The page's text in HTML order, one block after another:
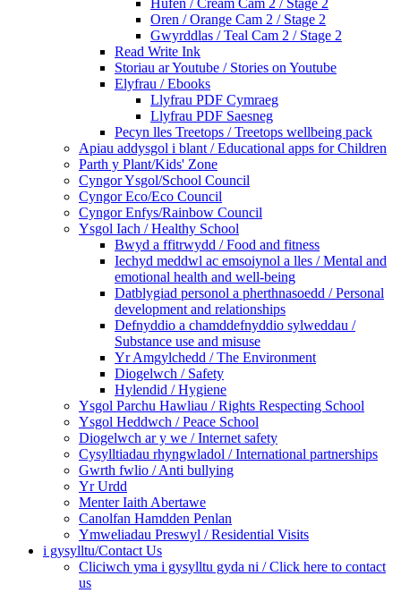
Oren / Orange Cam 2 / Stage 2
Gwyrddlas / Teal Cam 2 / Stage 2
Read Write Ink
Storiau ar Youtube / Stories on Youtube
Elyfrau / Ebooks
Llyfrau PDF Cymraeg
Llyfrau PDF Saesneg
Pecyn lles Treetops / Treetops wellbeing pack
Apiau addysgol i blant / Educational apps for Children
Parth y Plant/Kids' Zone
Cyngor Ysgol/School Council
Cyngor Eco/Eco Council
Cyngor Enfys/Rainbow Council
Ysgol Iach / Healthy School
Bwyd a ffitrwydd / Food and fitness
Iechyd meddwl ac emsoiynol a lles / Mental and
emotional health and well-being
Datblygiad personol a pherthnasoedd / Personal
development and relationships
Defnyddio a chamddefnyddio sylweddau /
Substance use and misuse
Yr Amgylchedd / The Environment
Diogelwch / Safety
Hylendid / Hygiene
Ysgol Parchu Hawliau / Rights Respecting School
Ysgol Heddwch / Peace School
Diogelwch ar y we / Internet safety
Cysylltiadau rhyngwladol / International partnerships
Gwrth fwlio / Anti bullying
Yr Urdd
Menter Iaith Abertawe
Canolfan Hamdden Penlan
Ymweliadau Preswyl / Residential Visits
i gysylltu/Contact Us
Cliciwch yma i gysylltu gyda ni / Click here to contact
us